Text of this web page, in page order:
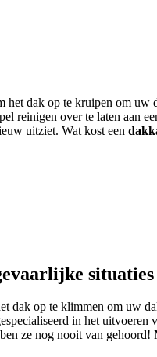
het dak op te kruipen om
reinigen over te laten aan
uitziet. Wat kost een
situaties
op te klimmen om uw
in het uitvoeren
ze nog nooit van